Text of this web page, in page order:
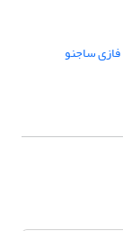
فازی ساجنو